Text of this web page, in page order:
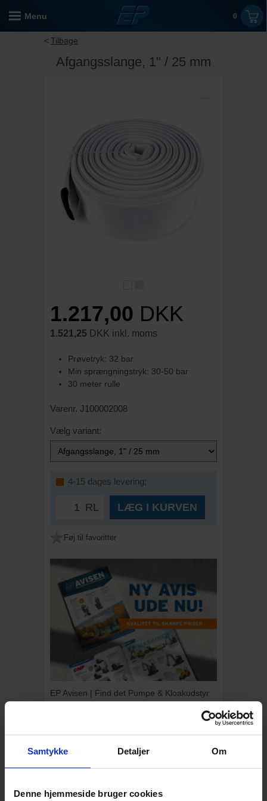
Samtykke Detaljer Om
Denne hjemmeside bruger cookies
Menu 0
Tilbage
Afgangsslange, 1" / 25 mm
1.217,00 DKK
1.521,25 DKK inkl. moms
Prøvetryk: 32 bar
Min sprængningstryk: 30-50 bar
30 meter rulle
Varenr. J100002008
Vælg variant:
4-15 dages levering;
RL LÆG I KURVEN
Føj til favoritter
EP Avisen | Find det Pumpe & Kloakudstyr
Se derudover også vores brede udvalg af
kvalitetsprodukter til skarpe priser, nyheder
BESKRIVELSE